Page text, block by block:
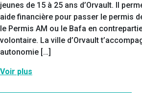
jeunes de 15 à 25 ans d’Orvault. Il
aide financière pour passer le permis
le Permis AM ou le Bafa en
volontaire. La ville d’Orvault
autonomie […]
Voir plus